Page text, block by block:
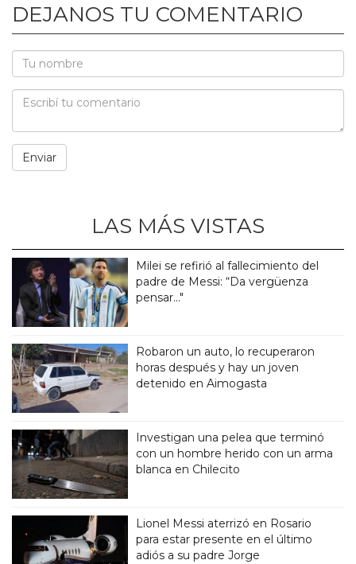
DEJANOS TU COMENTARIO
LAS MÁS VISTAS
Milei se refirió al fallecimiento del
padre de Messi: “Da vergüenza
pensar..."
Robaron un auto, lo recuperaron
horas después y hay un joven
detenido en Aimogasta
Investigan una pelea que terminó
con un hombre herido con un arma
blanca en Chilecito
Lionel Messi aterrizó en Rosario
para estar presente en el último
adiós a su padre Jorge